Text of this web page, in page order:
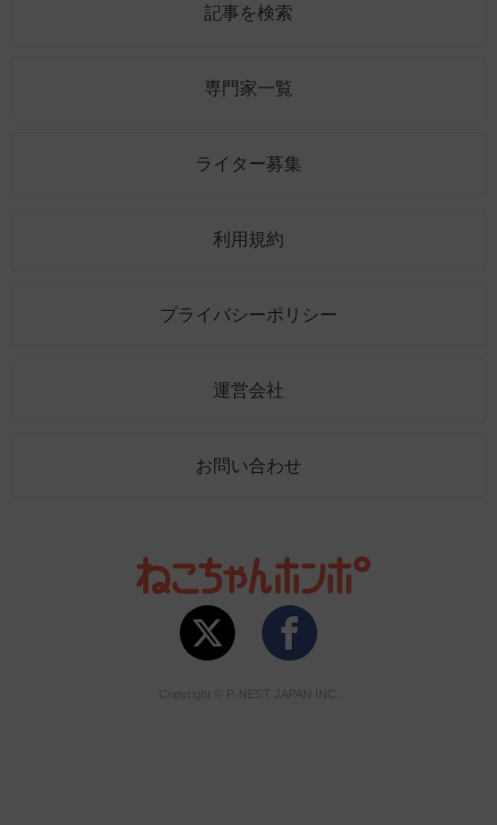
記事を検索
専門家一覧
ライター募集
利用規約
プライバシーポリシー
運営会社
お問い合わせ
Copyright © P-NEST JAPAN INC.